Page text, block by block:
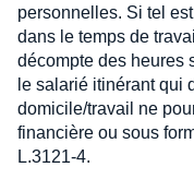
personnelles. Si tel
dans le temps de
décompte des heures
le salarié itinérant qui
domicile/travail ne
financière ou sous
L.3121-4.